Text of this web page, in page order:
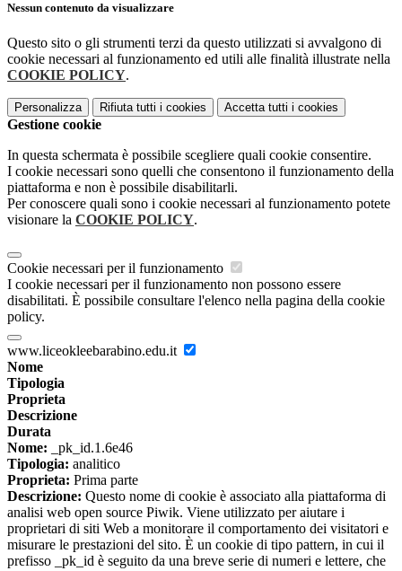
Nessun contenuto da visualizzare
Questo sito o gli strumenti terzi da questo utilizzati si avvalgono di
cookie necessari al funzionamento ed utili alle finalità illustrate nella
COOKIE POLICY.
Personalizza Rifiuta tutti i cookies Accetta tutti i cookies
Gestione cookie
In questa schermata è possibile scegliere quali cookie consentire.
I cookie necessari sono quelli che consentono il funzionamento della
piattaforma e non è possibile disabilitarli.
Per conoscere quali sono i cookie necessari al funzionamento potete
visionare la COOKIE POLICY.
Cookie necessari per il funzionamento
I cookie necessari per il funzionamento non possono essere
disabilitati. È possibile consultare l'elenco nella pagina della cookie
policy.
www.liceokleebarabino.edu.it
Nome
Tipologia
Proprieta
Descrizione
Durata
Nome: _pk_id.1.6e46
Tipologia: analitico
Proprieta: Prima parte
Descrizione: Questo nome di cookie è associato alla piattaforma di
analisi web open source Piwik. Viene utilizzato per aiutare i
proprietari di siti Web a monitorare il comportamento dei visitatori e
misurare le prestazioni del sito. È un cookie di tipo pattern, in cui il
prefisso _pk_id è seguito da una breve serie di numeri e lettere, che